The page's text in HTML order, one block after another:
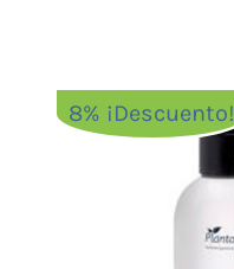
8% ¡Descuento!